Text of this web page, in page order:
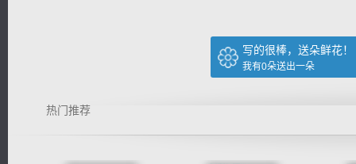
写的很棒，送朵鲜花！
我有0朵送出一朵
热门推荐